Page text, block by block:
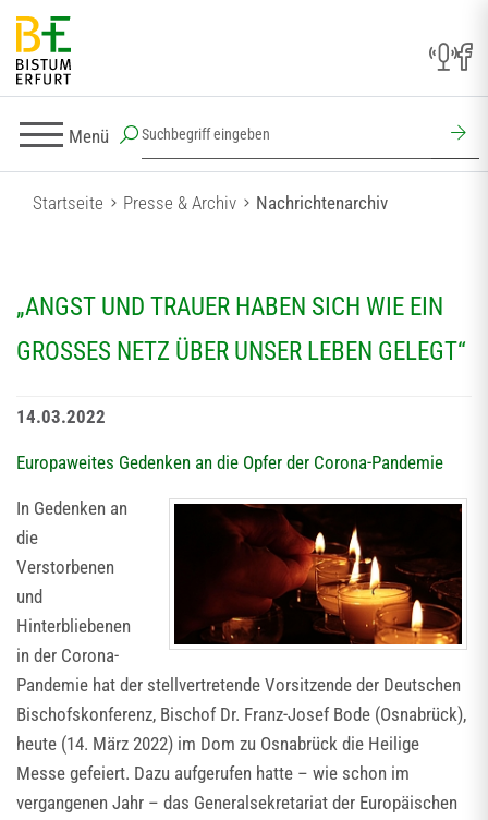
Menü
Startseite Presse & Archiv Nachrichtenarchiv
„ANGST UND TRAUER HABEN SICH WIE EIN
GROSSES NETZ ÜBER UNSER LEBEN GELEGT“
14.03.2022
Europaweites Gedenken an die Opfer der Corona-Pandemie
In Gedenken an
die
Verstorbenen
und
Hinterbliebenen
in der Corona-
Pandemie hat der stellvertretende Vorsitzende der Deutschen
Bischofskonferenz, Bischof Dr. Franz-Josef Bode (Osnabrück),
heute (14. März 2022) im Dom zu Osnabrück die Heilige
Messe gefeiert. Dazu aufgerufen hatte – wie schon im
vergangenen Jahr – das Generalsekretariat der Europäischen